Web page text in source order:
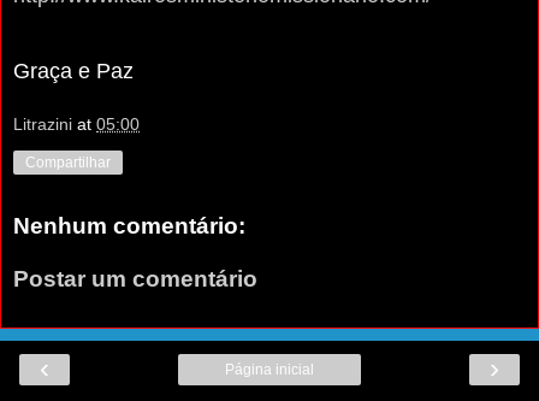
Graça e Paz
Litrazini at 05:00
Compartilhar
Nenhum comentário:
Postar um comentário
‹ ›
Página inicial